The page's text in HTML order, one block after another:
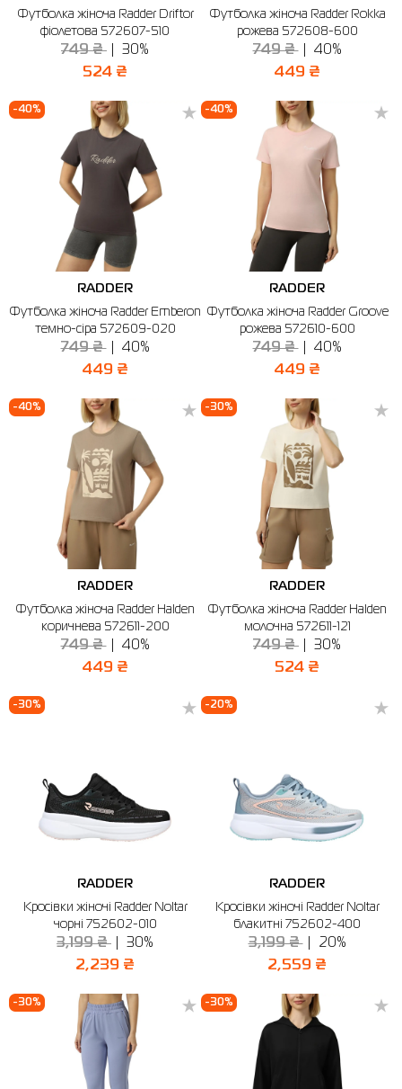
Сорочки
Термобілизна
Толстовки
Фітнес та йога
Шарфи
Skechers
The North Face
Under Armour
Напівчеревики
Бренди
Футболка жіноча Radder Driftor
фіолетова 572607-510
749 ₴ 30%
524 ₴
Футболка жіноча Radder Rokka
рожева 572608-600
749 ₴ 40%
449 ₴
-40%
RADDER
Футболка жіноча Radder Emberon
темно-сіра 572609-020
749 ₴ 40%
449 ₴
-40%
RADDER
Футболка жіноча Radder Groove
рожева 572610-600
749 ₴ 40%
449 ₴
-40%
RADDER
Футболка жіноча Radder Halden
коричнева 572611-200
749 ₴ 40%
449 ₴
-30%
RADDER
Футболка жіноча Radder Halden
молочна 572611-121
749 ₴ 30%
524 ₴
-30%
RADDER
Кросівки жіночі Radder Noltar
чорні 752602-010
3,199 ₴ 30%
2,239 ₴
-20%
RADDER
Кросівки жіночі Radder Noltar
блакитні 752602-400
3,199 ₴ 20%
2,559 ₴
-30% -30%